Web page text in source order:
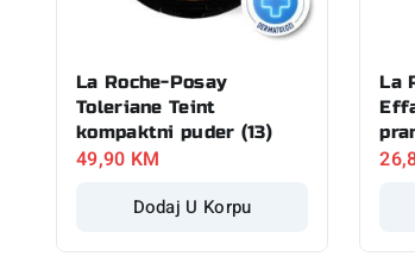
La Roche-Posay
Toleriane Teint
kompaktni puder (13)
49,90 KM
Dodaj U Korpu
La